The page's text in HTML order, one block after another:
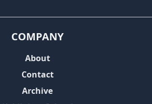
COMPANY
About
Contact
Archive